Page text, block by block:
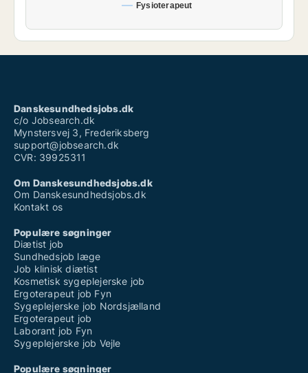
Fysioterapeut
Danskesundhedsjobs.dk
c/o Jobsearch.dk
Mynstersvej 3, Frederiksberg
support@jobsearch.dk
CVR: 39925311
Om Danskesundhedsjobs.dk
Om Danskesundhedsjobs.dk
Kontakt os
Populære søgninger
Diætist job
Sundhedsjob læge
Job klinisk diætist
Kosmetisk sygeplejerske job
Ergoterapeut job Fyn
Sygeplejerske job Nordsjælland
Ergoterapeut job
Laborant job Fyn
Sygeplejerske job Vejle
Populære søgninger